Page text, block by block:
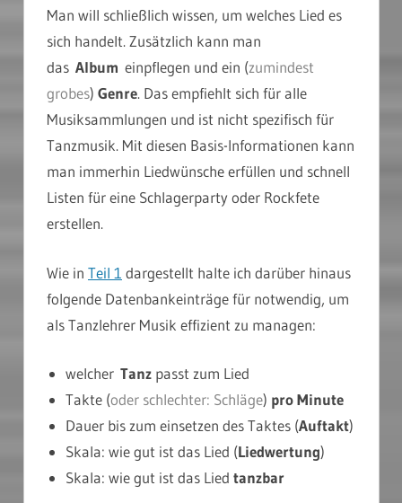
Man will schließlich wissen, um welches Lied es
sich handelt. Zusätzlich kann man
das Album einpflegen und ein (zumindest
grobes) Genre. Das empfiehlt sich für alle
Musiksammlungen und ist nicht spezifisch für
Tanzmusik. Mit diesen Basis-Informationen kann
man immerhin Liedwünsche erfüllen und schnell
Listen für eine Schlagerparty oder Rockfete
erstellen.
Wie in Teil 1 dargestellt halte ich darüber hinaus
folgende Datenbankeinträge für notwendig, um
als Tanzlehrer Musik effizient zu managen:
welcherTanz passt zum Lied
Takte (oder schlechter: Schläge) pro Minute
Dauer bis zum einsetzen des Taktes (Auftakt)
Skala: wie gut ist das Lied (Liedwertung)
Skala: wie gut ist das Liedtanzbar